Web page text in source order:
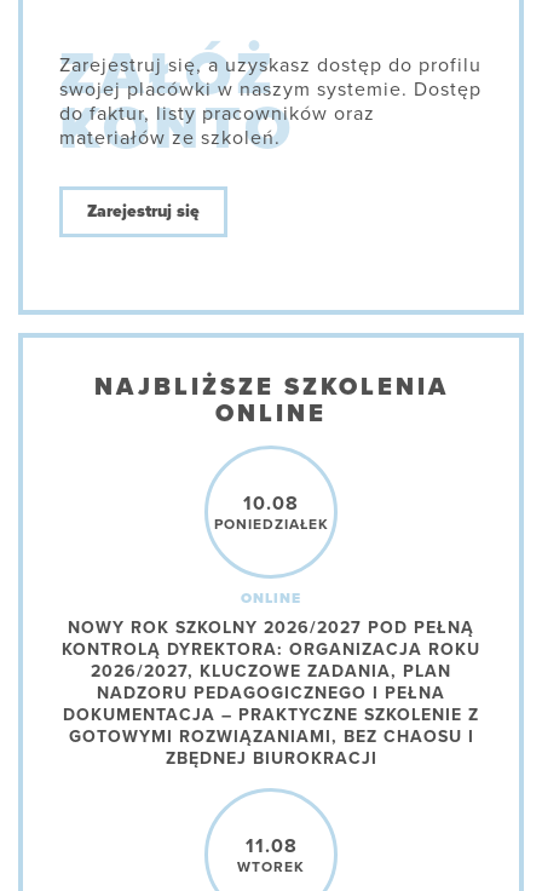
Zarejestruj się, a uzyskasz dostęp do profilu
swojej placówki w naszym systemie. Dostęp
do faktur, listy pracowników oraz
materiałów ze szkoleń.
Zarejestruj się
NAJBLIŻSZE SZKOLENIA
ONLINE
10.08
PONIEDZIAŁEK
ONLINE
NOWY ROK SZKOLNY 2026/2027 POD PEŁNĄ
KONTROLĄ DYREKTORA: ORGANIZACJA ROKU
2026/2027, KLUCZOWE ZADANIA, PLAN
NADZORU PEDAGOGICZNEGO I PEŁNA
DOKUMENTACJA – PRAKTYCZNE SZKOLENIE Z
GOTOWYMI ROZWIĄZANIAMI, BEZ CHAOSU I
ZBĘDNEJ BIUROKRACJI
11.08
WTOREK